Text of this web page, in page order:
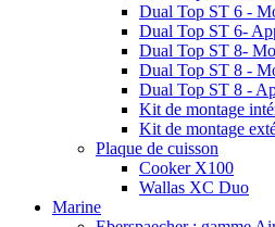
Dual Top ST 6 -
Dual Top ST 6-
Dual Top ST 8-
Dual Top ST 8 -
Dual Top ST 8 -
Kit de montage
Kit de montage
Plaque de cuisson
Cooker X100
Wallas XC Duo
Marine